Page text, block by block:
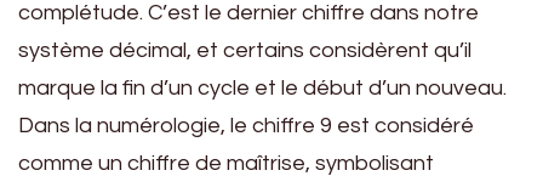
complétude. C’est le dernier chiffre dans notre
système décimal, et certains considèrent qu’il
marque la fin d’un cycle et le début d’un nouveau.
Dans la numérologie, le chiffre 9 est considéré
comme un chiffre de maîtrise, symbolisant